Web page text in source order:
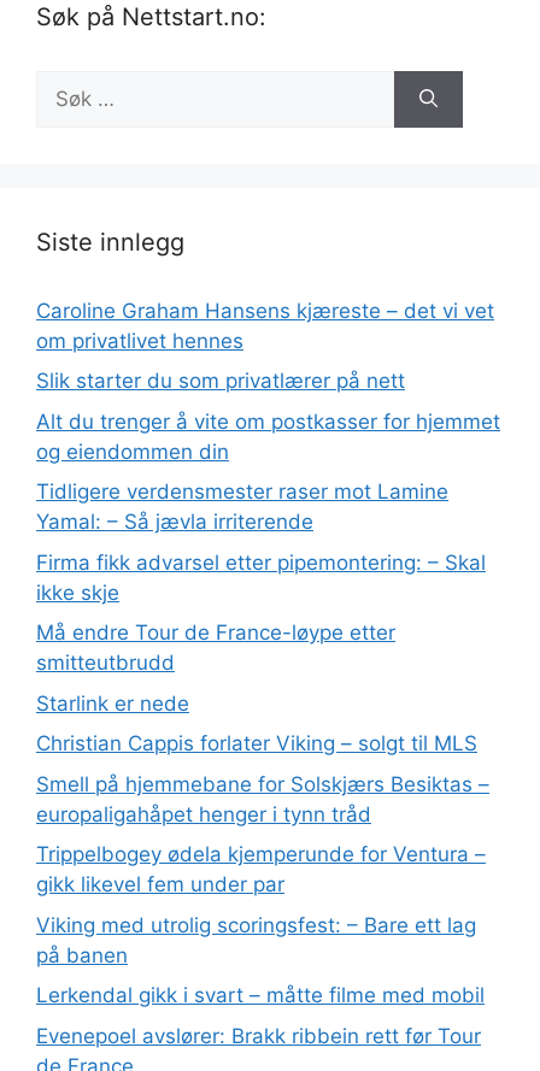
Søk på Nettstart.no:
etter:
Siste innlegg
Caroline Graham Hansens kjæreste – det vi vet
om privatlivet hennes
Slik starter du som privatlærer på nett
Alt du trenger å vite om postkasser for hjemmet
og eiendommen din
Tidligere verdensmester raser mot Lamine
Yamal: – Så jævla irriterende
Firma fikk advarsel etter pipemontering: – Skal
ikke skje
Må endre Tour de France-løype etter
smitteutbrudd
Starlink er nede
Christian Cappis forlater Viking – solgt til MLS
Smell på hjemmebane for Solskjærs Besiktas –
europaligahåpet henger i tynn tråd
Trippelbogey ødela kjemperunde for Ventura –
gikk likevel fem under par
Viking med utrolig scoringsfest: – Bare ett lag
på banen
Lerkendal gikk i svart – måtte filme med mobil
Evenepoel avslører: Brakk ribbein rett før Tour
de France